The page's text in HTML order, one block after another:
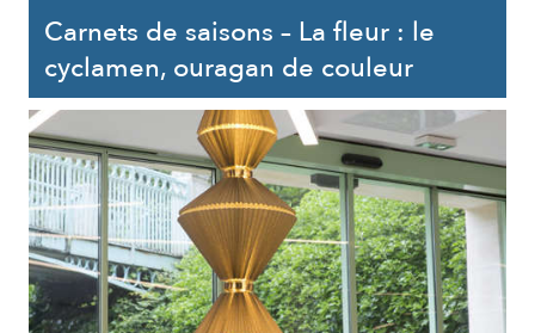
Carnets de saisons – La fleur : le
cyclamen, ouragan de couleur